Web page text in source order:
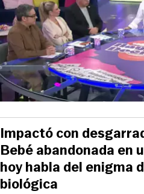
Impactó con
Bebé abandonada en
hoy habla del enigma
biológica